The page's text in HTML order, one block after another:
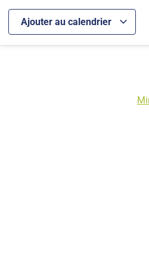
Ajouter au calendrier